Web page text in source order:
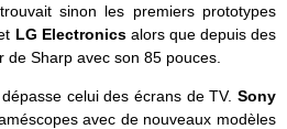
sinon les premiers prototypes
LG Electronicsalors que depuis des
Sharp avec son 85 pouces.
celui des écrans de TV. Sony
avec de nouveaux modèles